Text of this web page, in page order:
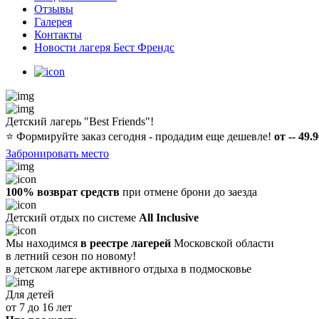
Отзывы
Галерея
Контакты
Новости лагеря Бест Френдс
Детский лагерь "Best Friends"!
⭐️ Формируйте заказ сегодня - продадим еще дешевле! от --
Забронировать место
100% возврат средств при отмене брони до заезда
Детский отдых по системе All Inclusive
Мы находимся в реестре лагерей Московской области
в летний сезон по новому!
в детском лагере активного отдыха в подмосковье
Для детей
от 7 до 16 лет